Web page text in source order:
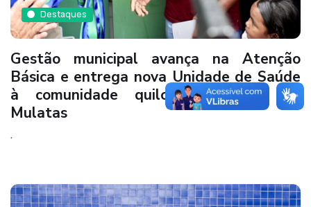
Destaques
Gestão municipal avança na Atenção
Básica e entrega nova Unidade de Saúde
à comunidade quilombola Seco das
Mulatas
.